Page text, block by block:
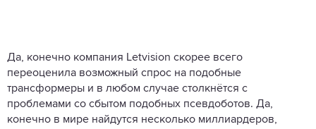
Да, конечно компания Letvision скорее всего
переоценила возможный спрос на подобные
трансформеры и в любом случае столкнётся с
проблемами со сбытом подобных псевдоботов. Да,
конечно в мире найдутся несколько миллиардеров,